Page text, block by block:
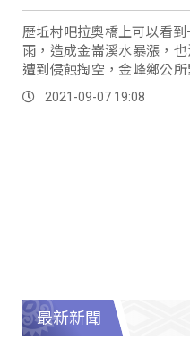
歷坵村吧拉奧橋上可以看
雨，造成金崙溪水暴漲，
遭到侵蝕掏空，金峰鄉公
工程，預計下周一就能搶通
2021-09-07 19:08
最新新聞